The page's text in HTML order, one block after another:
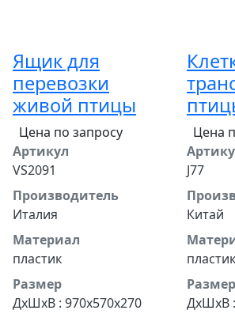
Ящик для
перевозки
живой птицы
Цена по запросу
Артикул
VS2091
Производитель
Италия
Материал
пластик
Размер
ДхШхВ : 970х570х270
Цена
J77
Китай
пластик
Размер
ДхШхВ